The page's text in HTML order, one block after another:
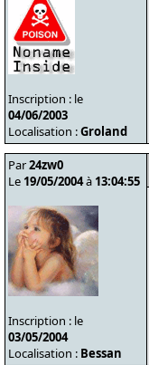
Inscription : le
04/06/2003
Localisation :Groland
Par24zw0
Le 19/05/2004à 13:04:55
Inscription : le
03/05/2004
Localisation : Bessan